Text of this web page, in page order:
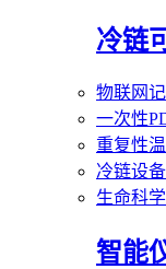
冷链
物联网
一次性
重复性
冷链设
生命科
智能